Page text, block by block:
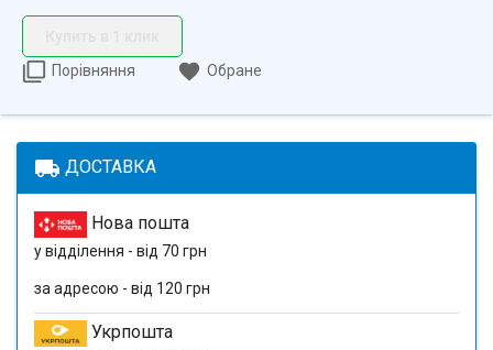
Порівняння
Обране
local_shipping ДОСТАВКА
Нова пошта
у відділення - від 70 грн
за адресою - від 120 грн
Укрпошта